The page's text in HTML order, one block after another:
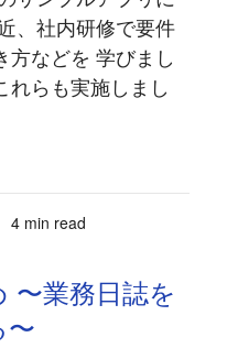
、社内研修で要件
方などを 学びまし
れらも実施しまし
4 min read
〜業務日誌を
〜